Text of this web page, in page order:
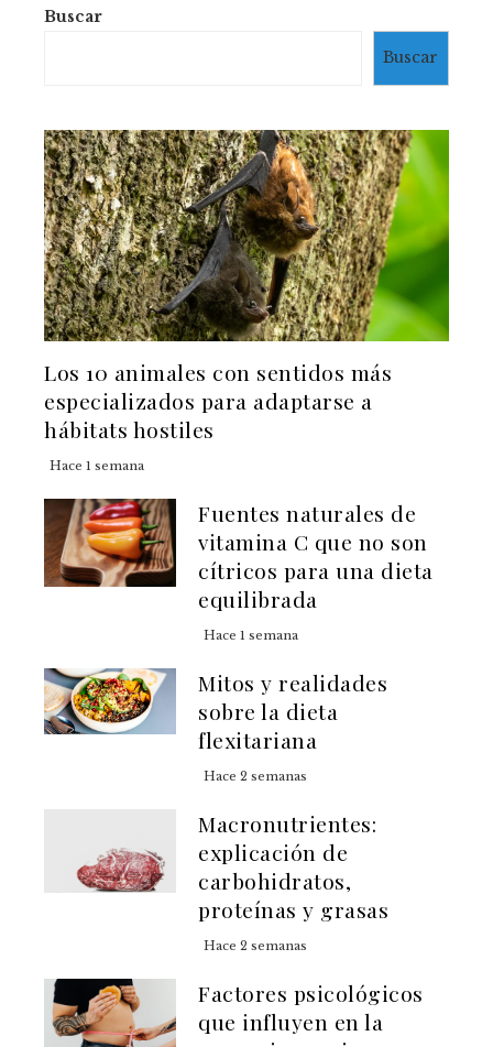
Buscar
Buscar
Los 10 animales con sentidos más
especializados para adaptarse a
hábitats hostiles
Hace 1 semana
Fuentes naturales de
vitamina C que no son
cítricos para una dieta
equilibrada
Hace 1 semana
Mitos y realidades
sobre la dieta
flexitariana
Hace 2 semanas
Macronutrientes:
explicación de
carbohidratos,
proteínas y grasas
Hace 2 semanas
Factores psicológicos
que influyen en la